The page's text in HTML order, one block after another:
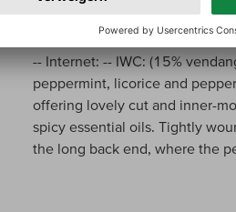
Internet über:Mazis
-- Internet: -- IWC: (15%
peppermint, licorice and
offering lovely cut and inner-
spicy essential oils. Tightly
the long back end, where the